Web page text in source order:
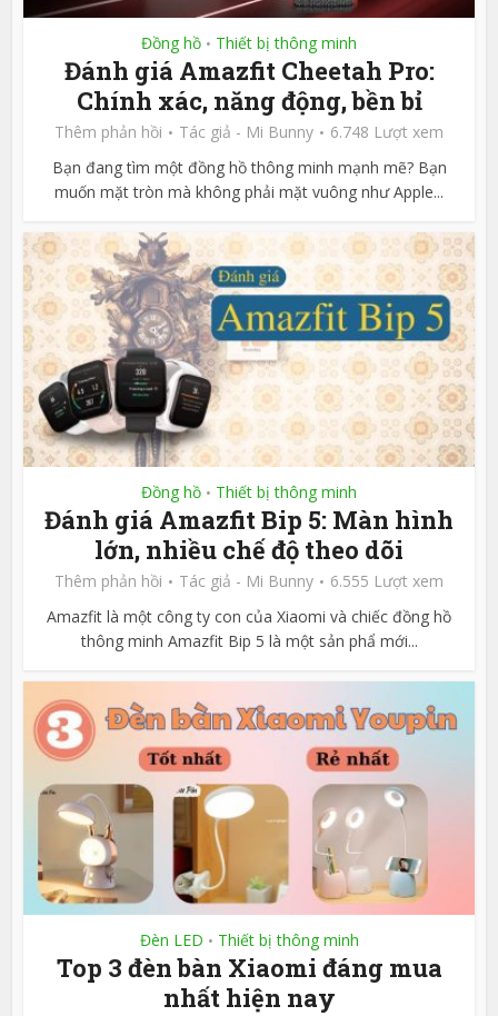
Đồng hồ • Thiết bị thông minh
Đánh giá Amazfit Cheetah Pro:
Chính xác, năng động, bền bỉ
Thêm phản hồi Tác giả - Mi Bunny
6.748 Lượt xem
Bạn đang tìm một đồng hồ thông minh mạnh mẽ? Bạn
muốn mặt tròn mà không phải mặt vuông như Apple...
Đồng hồ • Thiết bị thông minh
Đánh giá Amazfit Bip 5: Màn hình
lớn, nhiều chế độ theo dõi
Thêm phản hồi Tác giả - Mi Bunny
6.555 Lượt xem
Amazfit là một công ty con của Xiaomi và chiếc đồng hồ
thông minh Amazfit Bip 5 là một sản phẩ mới...
Đèn LED • Thiết bị thông minh
Top 3 đèn bàn Xiaomi đáng mua
nhất hiện nay